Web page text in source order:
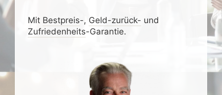
Mit Bestpreis-, Geld-zurück- und
Zufrieden­­heits-Garantie.